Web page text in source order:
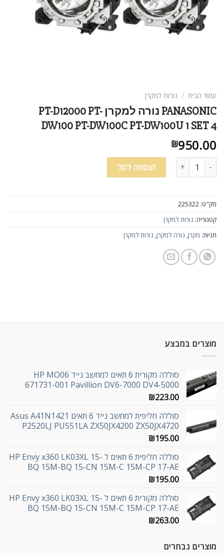
brightness_high
brightness_low ניגודיות כהה
כל
האפשרויות
עמוד הבית / נורות למקרן
PANASONIC נורה למקרן PT-D12000 PT-
DW100 PT-DW100C PT-DW100U 1 SET 4
₪950.00
כמות של PANASONIC נורה למקרן PT-D12000 PT-DW100 PT-DW100C PT-DW100U 1 SET 4 הוספה לסל
מק"ט: 225322
קטגוריה: נורות למקרן
תגיות: מקרן, נורה למקרן, נורות למקרן
מוצרים במבצע
סוללה מקורית 6 תאים למחשב נייד HP MO06
671731-001 Pavillion DV6-7000 DV4-5000
₪223.00
סוללה חליפית למחשב נייד 6 תאים Asus A41N1421
P2520LJ PU551LA ZX50JX4200 ZX50JX4720
₪195.00
סוללה חליפית 6 תאים ל HP Envy x360 LK03XL 15-
BQ 15M-BQ 15-CN 15M-C 15M-CP 17-AE
₪195.00
סוללה מקורית 6 תאים ל HP Envy x360 LK03XL 15-
BQ 15M-BQ 15-CN 15M-C 15M-CP 17-AE
₪263.00
מוצרים נבחרים